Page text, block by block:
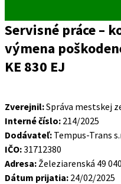
Servisné práce –
výmena
KE 830 EJ
Zverejnil:Správa mestskej
Interné číslo: 214/2025
Dodávateľ: Tempus-Trans
IČO:31712380
Adresa: Železiarenská 49
Dátum prijatia: 24/02/2025